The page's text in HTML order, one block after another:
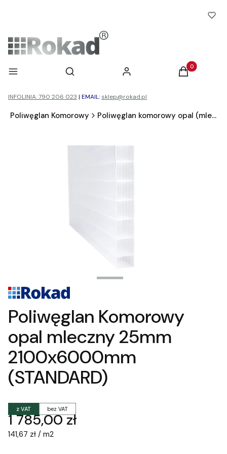
Menu Otwórz wyszukiwarkę
Szukaj Zaloguj się Produkty w
Koszyk
INFOLINIA: 790 206 023 | EMAIL: sklep@rokad.pl
Poliwęglan Komorowy Poliwęglan komorowy opal (mleczny)
Poliwęglan Komorowy
opal mleczny 25mm
2100x6000mm
(STANDARD)
z VAT bez VAT
Cena
1 785,00 zł
141,67 zł / m2